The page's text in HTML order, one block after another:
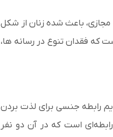
باعث شده زنان از شکل
فقدان تنوع در رسانه ها،
رابطه جنسی برای لذت بردن
است که در آن دو نفر